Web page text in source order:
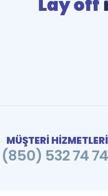
MÜŞTERİ HİZMETLERİ
532 74 74